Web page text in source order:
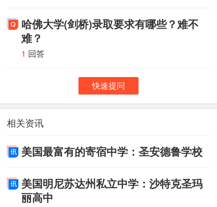
哈佛大学(剑桥)录取要求有哪些？难不
难？
1 回答
快速提问
相关资讯
美国最富有的寄宿中学：圣安德鲁学校
美国明尼苏达州私立中学：沙特克圣玛
丽高中